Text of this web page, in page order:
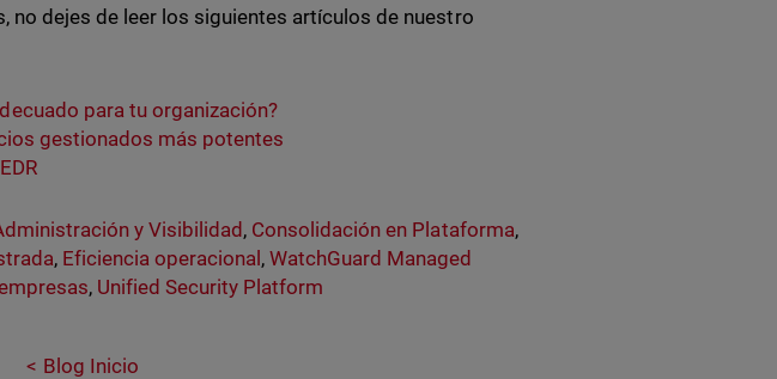
no dejes de leer los siguientes artículos de nuestro
para tu organización?
gestionados más potentes
y Visibilidad , Consolidación en Plataforma,
, Eficiencia operacional ,WatchGuard Managed
, Unified Security Platform
Blog Inicio